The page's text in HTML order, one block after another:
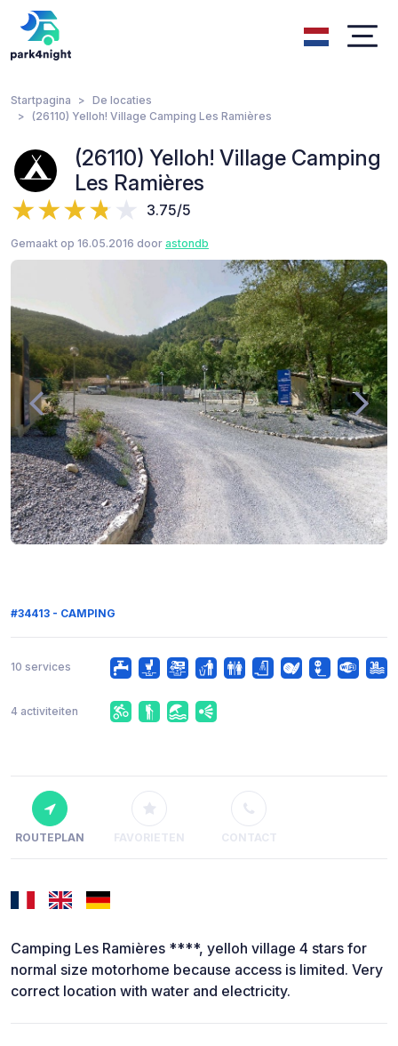
Startpagina
De locaties
(26110) Yelloh! Village Camping Les Ramières
(26110) Yelloh! Village Camping
Les Ramières
3.75/5
Gemaakt op 16.05.2016 door astondb
#34413 - CAMPING
10 services
4 activiteiten
ROUTEPLAN FAVORIETEN CONTACT
Camping Les Ramières ****, yelloh village 4 stars for
normal size motorhome because access is limited. Very
correct location with water and electricity.